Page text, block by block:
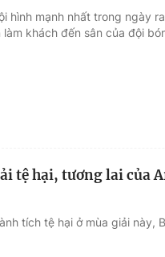
hình mạnh nhất trong ngày
khách đến sân của đội
tệ hại, tương lai của
tích tệ hại ở mùa giải này,